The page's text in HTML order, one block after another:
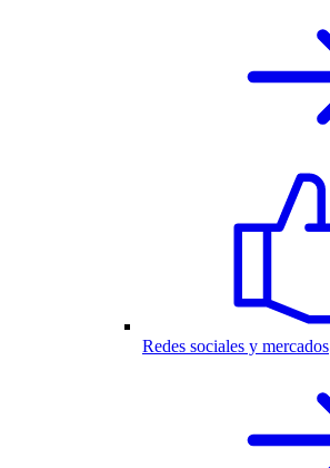
Redes sociales y mercados